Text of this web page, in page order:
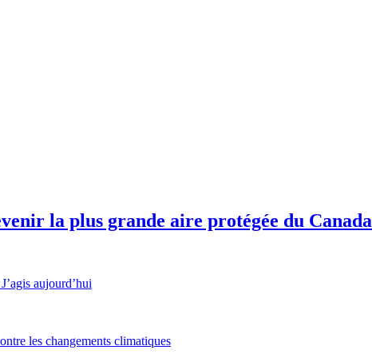
la plus grande aire protégée du Canada
aujourd’hui
les changements climatiques